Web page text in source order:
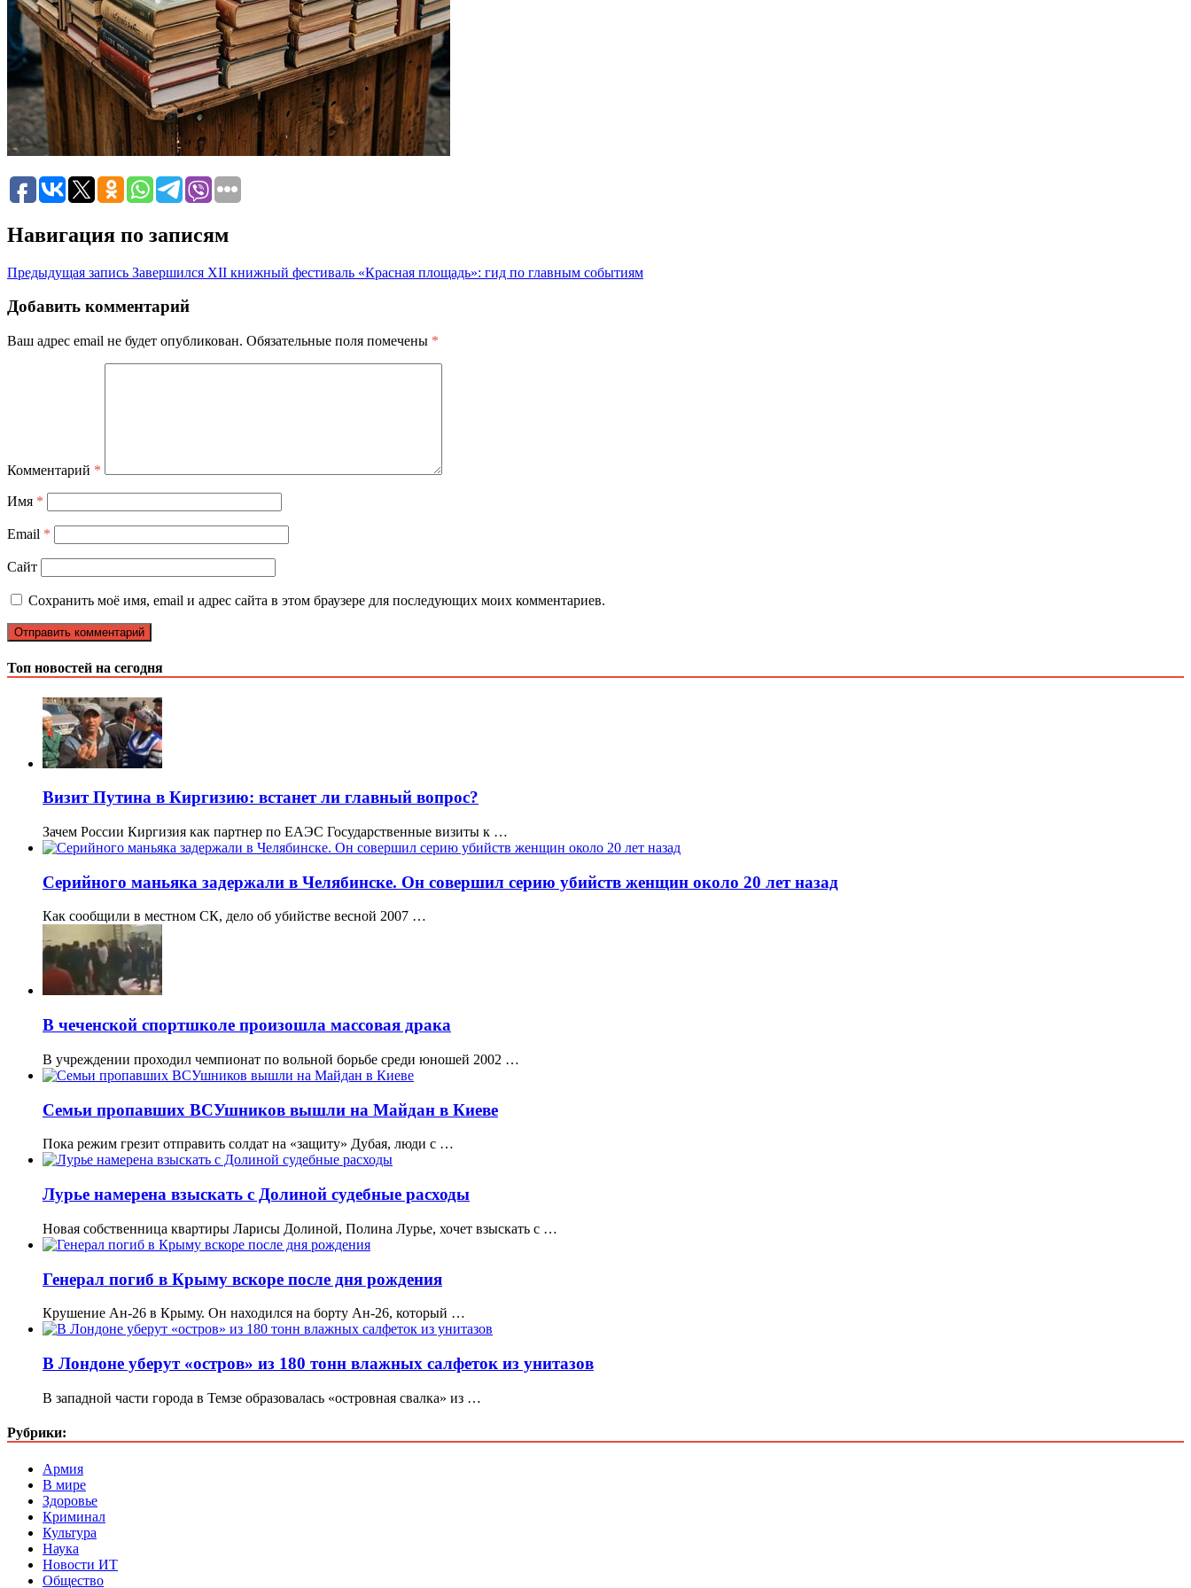
Навигация по записям
Предыдущая запись Завершился XII книжный фестиваль «Красная площадь»: гид по главным событиям
Добавить комментарий
Ваш адрес email не будет опубликован. Обязательные поля помечены *
Комментарий *
Имя *
Email *
Сайт
Сохранить моё имя, email и адрес сайта в этом браузере для последующих моих комментариев.
Топ новостей на сегодня
Визит Путина в Киргизию: встанет ли главный вопрос?
Зачем России Киргизия как партнер по ЕАЭС Государственные визиты к …
Серийного маньяка задержали в Челябинске. Он совершил серию убийств женщин около 20 лет назад
Как сообщили в местном СК, дело об убийстве весной 2007 …
В чеченской спортшколе произошла массовая драка
В учреждении проходил чемпионат по вольной борьбе среди юношей 2002 …
Семьи пропавших ВСУшников вышли на Майдан в Киеве
Пока режим грезит отправить солдат на «защиту» Дубая, люди с …
Лурье намерена взыскать с Долиной судебные расходы
Новая собственница квартиры Ларисы Долиной, Полина Лурье, хочет взыскать с …
Генерал погиб в Крыму вскоре после дня рождения
Крушение Ан-26 в Крыму. Он находился на борту Ан-26, который …
В Лондоне уберут «остров» из 180 тонн влажных салфеток из унитазов
В западной части города в Темзе образовалась «островная свалка» из …
Рубрики:
Армия
В мире
Здоровье
Криминал
Культура
Наука
Новости ИТ
Общество